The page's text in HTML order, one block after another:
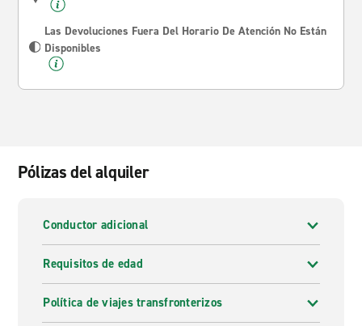
Las Devoluciones Fuera Del Horario De Atención No Están
Disponibles
Pólizas del alquiler
Conductor adicional
Requisitos de edad
Política de viajes transfronterizos